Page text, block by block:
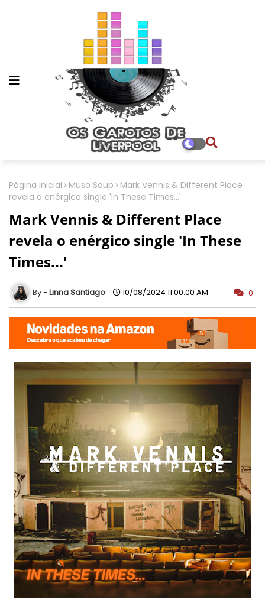
Página inicial Muso Soup
Mark Vennis & Different Place
revela o enérgico single 'In These Times...'
Mark Vennis & Different Place
revela o enérgico single 'In These
Times...'
Linna Santiago 10/08/2024 11:00:00 AM 0